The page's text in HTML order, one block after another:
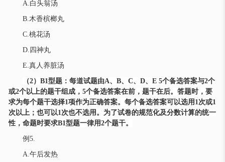
A.白头翁汤
B.木香槟榔丸
C.桃花汤
D.四神丸
E.真人养脏汤
（2）B1型题：每道试题由A、B、C、D、E 5个备选答案与2个
或2个以上的题干组成，5个备选答案在前，题干在后。答题时，要
求为每个题干选择1项作为正确答案。每个备选答案可以选用1次或1
次以上；也可以1次也不选用。为了试卷的规范化及分数计算的统一
性，命题时要求B1型题一律用2个题干。
例 5.
A.午后发热